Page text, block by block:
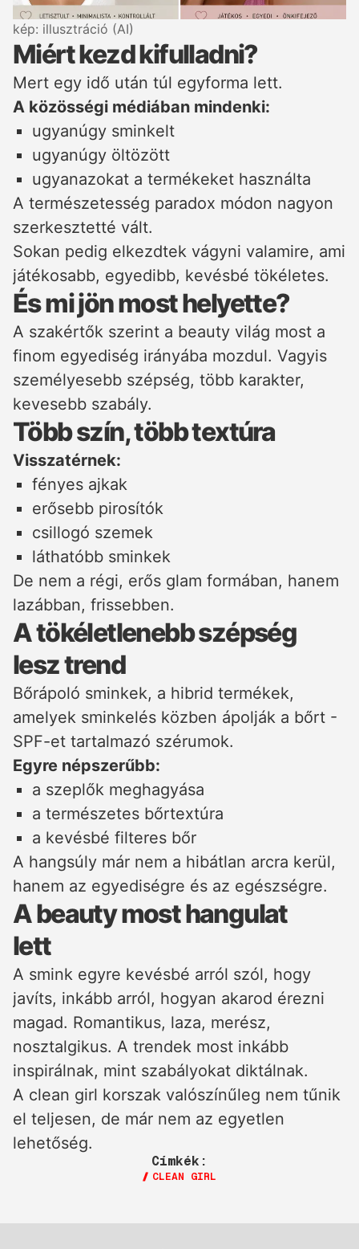
kép: illusztráció (AI)
Miért kezd kifulladni?
Mert egy idő után túl egyforma lett.
A közösségi médiában mindenki:
ugyanúgy sminkelt
ugyanúgy öltözött
ugyanazokat a termékeket használta
A természetesség paradox módon nagyon
szerkesztetté vált.
Sokan pedig elkezdtek vágyni valamire, ami
játékosabb, egyedibb, kevésbé tökéletes.
És mi jön most helyette?
A szakértők szerint a beauty világ most a
finom egyediség irányába mozdul. Vagyis
személyesebb szépség, több karakter,
kevesebb szabály.
Több szín, több textúra
Visszatérnek:
fényes ajkak
erősebb pirosítók
csillogó szemek
láthatóbb sminkek
De nem a régi, erős glam formában, hanem
lazábban, frissebben.
A tökéletlenebb szépség
lesz trend
Bőrápoló sminkek, a hibrid termékek,
amelyek sminkelés közben ápolják a bőrt -
SPF-et tartalmazó szérumok.
Egyre népszerűbb:
a szeplők meghagyása
a természetes bőrtextúra
a kevésbé filteres bőr
A hangsúly már nem a hibátlan arcra kerül,
hanem az egyediségre és az egészségre.
A beauty most hangulat
lett
A smink egyre kevésbé arról szól, hogy
javíts, inkább arról, hogyan akarod érezni
magad. Romantikus, laza, merész,
nosztalgikus. A trendek most inkább
inspirálnak, mint szabályokat diktálnak.
A clean girl korszak valószínűleg nem tűnik
el teljesen, de már nem az egyetlen
lehetőség.
Címkék:
CLEAN GIRL